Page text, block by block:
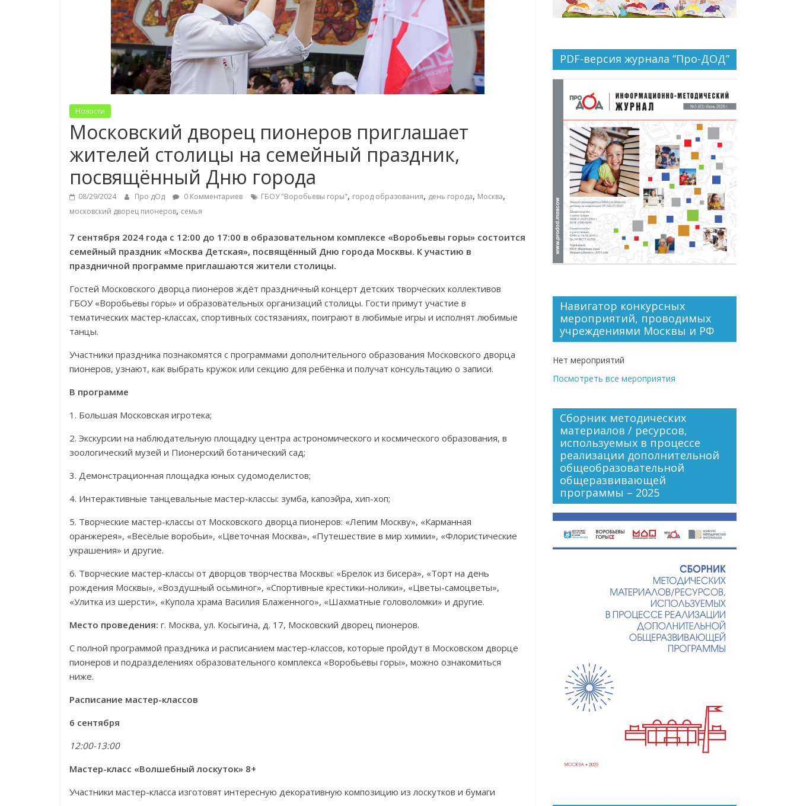
Новости
Московский дворец пионеров приглашает
жителей столицы на семейный праздник,
посвящённый Дню города
08/29/2024 Про дОд 0 Комментариев ГБОУ "Воробьевы горы", город образования, день города, Москва,
московский дворец пионеров, семья
7 сентября 2024 года с 12:00 до 17:00 в образовательном комплексе «Воробьевы горы» состоится
семейный праздник «Москва Детская», посвящённый Дню города Москвы. К участию в
праздничной программе приглашаются жители столицы.
Гостей Московского дворца пионеров ждёт праздничный концерт детских творческих коллективов
ГБОУ «Воробьевы горы» и образовательных организаций столицы. Гости примут участие в
тематических мастер-классах, спортивных состязаниях, поиграют в любимые игры и исполнят любимые
танцы.
Участники праздника познакомятся с программами дополнительного образования Московского дворца
пионеров, узнают, как выбрать кружок или секцию для ребёнка и получат консультацию о записи.
В программе
1. Большая Московская игротека;
2. Экскурсии на наблюдательную площадку центра астрономического и космического образования, в
зоологический музей и Пионерский ботанический сад;
3. Демонстрационная площадка юных судомоделистов;
4. Интерактивные танцевальные мастер-классы: зумба, капоэйра, хип-хоп;
5. Творческие мастер-классы от Московского дворца пионеров: «Лепим Москву», «Карманная
оранжерея», «Весёлые воробьи», «Цветочная Москва», «Путешествие в мир химии», «Флористические
украшения» и другие.
6. Творческие мастер-классы от дворцов творчества Москвы: «Брелок из бисера», «Торт на день
рождения Москвы», «Воздушный осьминог», «Спортивные крестики-нолики», «Цветы-самоцветы»,
«Улитка из шерсти», «Купола храма Василия Блаженного», «Шахматные головоломки» и другие.
Место проведения: г. Москва, ул. Косыгина, д. 17, Московский дворец пионеров.
С полной программой праздника и расписанием мастер-классов, которые пройдут в Московском дворце
пионеров и подразделениях образовательного комплекса «Воробьевы горы», можно ознакомиться
ниже.
Расписание мастер-классов
6 сентября
12:00-13:00
Мастер-класс «Волшебный лоскуток» 8+
Участники мастер-класса изготовят интересную декоративную композицию из лоскутков и бумаги
PDF-версия журнала “Про-ДОД”
Навигатор конкурсных
мероприятий, проводимых
учреждениями Москвы и РФ
Нет мероприятий
Посмотреть все мероприятия
Сборник методических
материалов / ресурсов,
используемых в процессе
реализации дополнительной
общеобразовательной
общеразвивающей
программы – 2025